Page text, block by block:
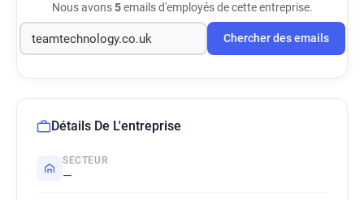
Nous avons5emails d'employés de cette entreprise.
Chercher des emails
Détails De L'entreprise
SECTEUR
—